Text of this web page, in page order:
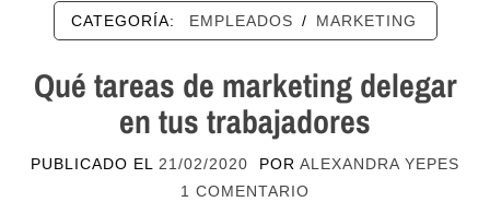
CATEGORÍA: EMPLEADOS / MARKETING
Qué tareas de marketing delegar
en tus trabajadores
PUBLICADO EL 21/02/2020 POR ALEXANDRA YEPES
1 COMENTARIO